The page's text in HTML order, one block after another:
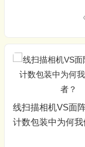
线扫描相机VS面
计数包装中为何我